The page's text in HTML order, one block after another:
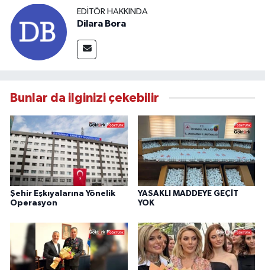
EDITÖR HAKKINDA
Dilara Bora
Bunlar da ilginizi çekebilir
Şehir Eşkıyalarına Yönelik
Operasyon
YASAKLI MADDEYE GEÇİT
YOK